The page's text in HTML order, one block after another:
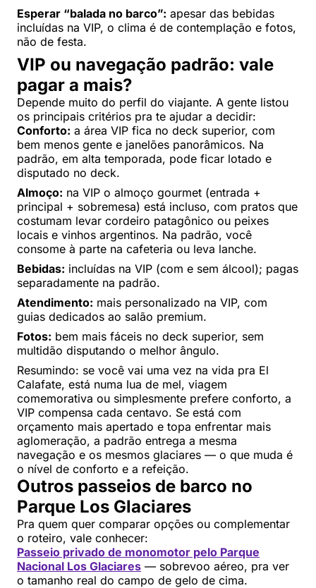
Esperar “balada no barco”: apesar das bebidas
incluídas na VIP, o clima é de contemplação e fotos,
não de festa.
VIP ou navegação padrão: vale
pagar a mais?
Depende muito do perfil do viajante. A gente listou
os principais critérios pra te ajudar a decidir:
Conforto: a área VIP fica no deck superior, com
bem menos gente e janelões panorâmicos. Na
padrão, em alta temporada, pode ficar lotado e
disputado no deck.
Almoço: na VIP o almoço gourmet (entrada +
principal + sobremesa) está incluso, com pratos que
costumam levar cordeiro patagônico ou peixes
locais e vinhos argentinos. Na padrão, você
consome à parte na cafeteria ou leva lanche.
Bebidas: incluídas na VIP (com e sem álcool); pagas
separadamente na padrão.
Atendimento: mais personalizado na VIP, com
guias dedicados ao salão premium.
Fotos: bem mais fáceis no deck superior, sem
multidão disputando o melhor ângulo.
Resumindo: se você vai uma vez na vida pra El
Calafate, está numa lua de mel, viagem
comemorativa ou simplesmente prefere conforto, a
VIP compensa cada centavo. Se está com
orçamento mais apertado e topa enfrentar mais
aglomeração, a padrão entrega a mesma
navegação e os mesmos glaciares — o que muda é
o nível de conforto e a refeição.
Outros passeios de barco no
Parque Los Glaciares
Pra quem quer comparar opções ou complementar
o roteiro, vale conhecer:
Passeio privado de monomotor pelo Parque
Nacional Los Glaciares — sobrevoo aéreo, pra ver
o tamanho real do campo de gelo de cima.